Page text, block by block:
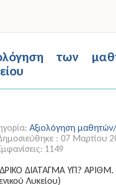
των
Αξιολόγηση μαθητών/
: 07 Μαρτίου
1149
ΔΙΑΤΑΓΜΑ ΥΠ? ΑΡΙΘΜ.
Λυκείου)